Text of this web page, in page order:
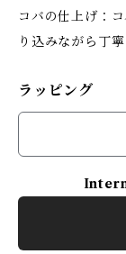
コバの仕上げ：
り込みながら丁
ラッピング